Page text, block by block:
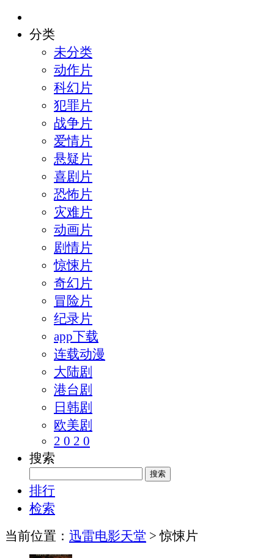
分类
未分类
动作片
科幻片
犯罪片
战争片
爱情片
悬疑片
喜剧片
恐怖片
灾难片
动画片
剧情片
惊悚片
奇幻片
冒险片
纪录片
app下载
连载动漫
大陆剧
港台剧
日韩剧
欧美剧
2 0 2 0
搜索
排行
检索
当前位置： 迅雷电影天堂 > 惊悚片